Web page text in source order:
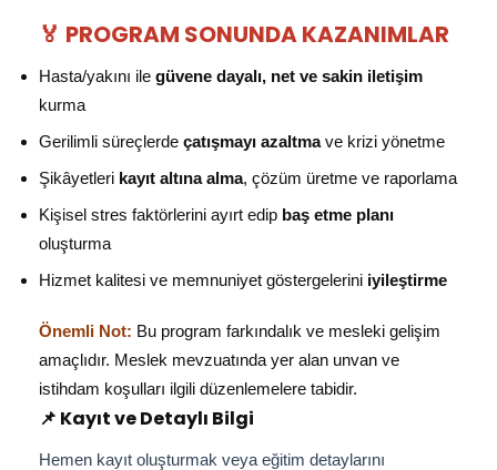
🏅 PROGRAM SONUNDA KAZANIMLAR
Hasta/yakını ile güvene dayalı, net ve sakin iletişim
kurma
Gerilimli süreçlerde çatışmayı azaltmave krizi yönetme
Şikâyetleri kayıt altına alma, çözüm üretme ve raporlama
Kişisel stres faktörlerini ayırt edip baş etme planı
oluşturma
Hizmet kalitesi ve memnuniyet göstergelerini iyileştirme
Önemli Not: Bu program farkındalık ve mesleki gelişim
amaçlıdır. Meslek mevzuatında yer alan unvan ve
istihdam koşulları ilgili düzenlemelere tabidir.
📌 Kayıt ve Detaylı Bilgi
Hemen kayıt oluşturmak veya eğitim detaylarını